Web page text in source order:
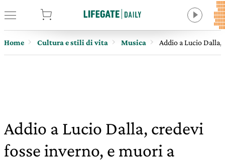
Home Cultura e stili di vita Musica Addio a Lucio
Addio a Lucio Dalla, credevi
fosse inverno, e muori a